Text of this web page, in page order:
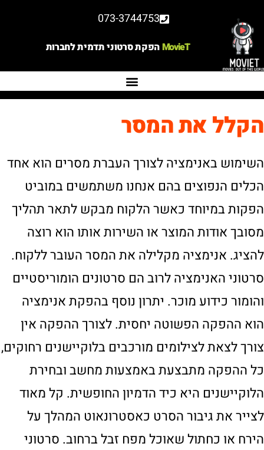
073-3744753
MovieTהפקת סרטוני תדמית לחברות
הקלל את המסר
השימוש באנימציה לצורך העברת מסרים הוא אחד
הכלים הנפוצים בהם אנחנו משתמשים במוביט
הפקות במיוחד כאשר הלקוח מבקש לתאר תהליך
מסובך אודות המוצר או השירות אותו הוא רוצה
להציג. אנימציה מקלילה את המסר העובר ללקוח.
סרטוני האנימציה לרוב הם סרטונים הומוריסטיים
והומור כידוע מוכר. יתרון נוסף בהפקת אנימציה
הוא ההפקה הפשוטה יחסית. לצורך ההפקה אין
צורך לצאת לצילומים מורכבים בלוקיישנים רחוקים,
כל ההפקה מתבצעת באמצעות מחשב ובחירת
הלוקיישנים היא כיד הדמיון החופשית. קל מאוד
לצייר את גיבור הסרט כאסטרונאוט המהלך על
הירח או כחתול שאוכל מפח זבל ברחוב. סרטוני